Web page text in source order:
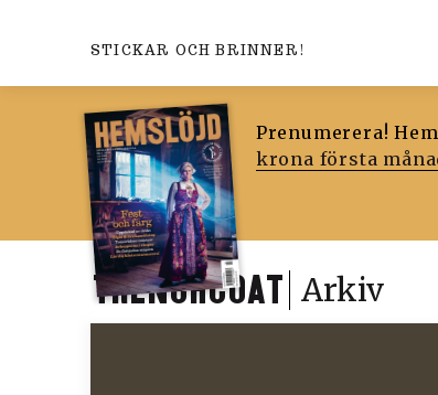
STICKAR OCH BRINNER!
Prenumerera!
krona första
TRENCHCOAT Arkiv